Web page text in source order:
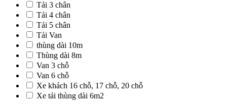
Tải 3 chân
Tải 4 chân
Tải 5 chân
Tải Van
thùng dài 10m
Thùng dài 8m
Van 3 chỗ
Van 6 chỗ
Xe khách 16 chỗ, 17 chỗ, 20 chỗ
Xe tải thùng dài 6m2